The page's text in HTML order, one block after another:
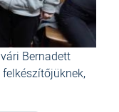
Bernadett